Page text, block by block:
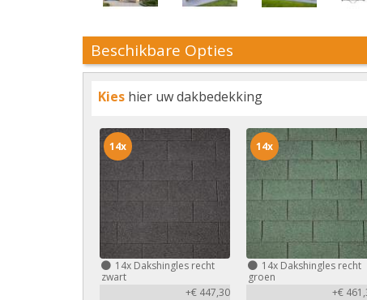
Beschikbare Opties
Kies hier uw dakbedekking
14x Dakshingles recht
zwart
+€ 447,30
14x
14xDakshingles recht
groen
+€
14x